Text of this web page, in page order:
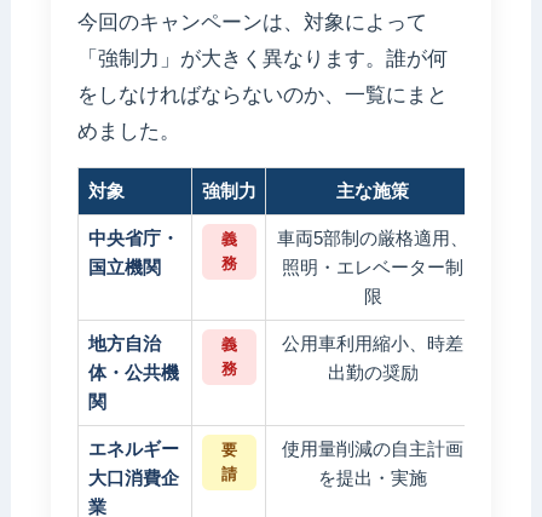
今回のキャンペーンは、対象によって
「強制力」が大きく異なります。誰が何
をしなければならないのか、一覧にまと
めました。
対象 強制力 主な施策
中央省庁・
国立機関
義
務
車両5部制の厳格適用、
照明・エレベーター制
限
地方自治
体・公共機
関
義
務
公用車利用縮小、時差
出勤の奨励
エネルギー
大口消費企
業
要
請
使用量削減の自主計画
を提出・実施